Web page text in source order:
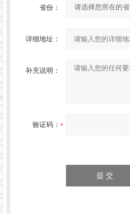
省份：
详细地址：
补充说明：
验证码：